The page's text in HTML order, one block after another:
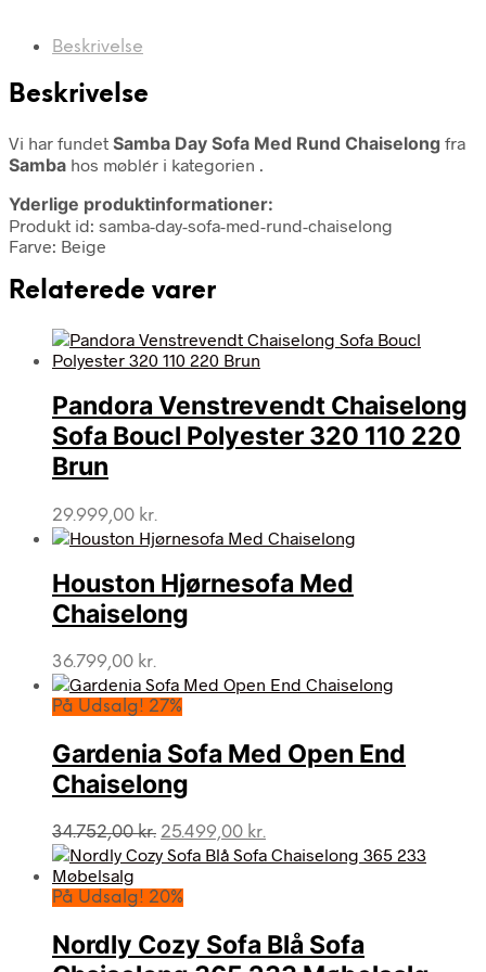
Beskrivelse
Beskrivelse
Vi har fundet Samba Day Sofa Med Rund Chaiselong fra
Samba hos møblér i kategorien .
Yderlige produktinformationer:
Produkt id: samba-day-sofa-med-rund-chaiselong
Farve: Beige
Relaterede varer
Pandora Venstrevendt Chaiselong
Sofa Boucl Polyester 320 110 220
Brun
29.999,00 kr.
Houston Hjørnesofa Med
Chaiselong
36.799,00 kr.
På Udsalg! 27%
Gardenia Sofa Med Open End
Chaiselong
34.752,00kr. Den
oprindelige
var:
25.499,00 kr.
aktuelle
På Udsalg! 20%
Nordly Cozy Sofa Blå Sofa